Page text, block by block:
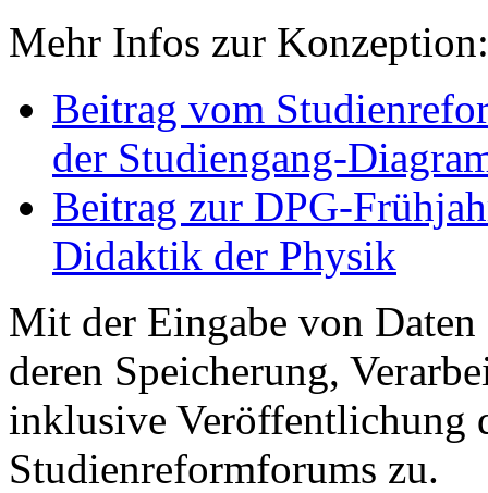
Mehr Infos zur Konzeption:
Beitrag vom
der Studiengang-
Beitrag zur DPG-
Didaktik der Physik
Mit der Eingabe von Daten
deren Speicherung,
inklusive Veröffentlichung
Studienreformforums zu.